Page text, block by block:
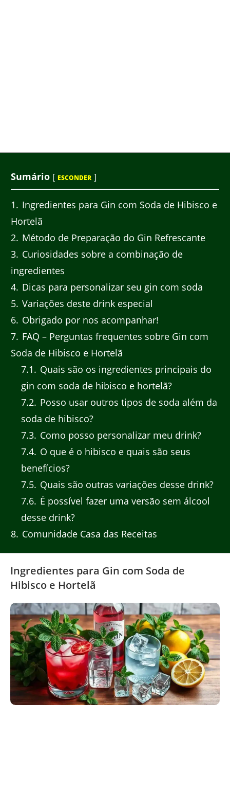
Sumário [ ESCONDER ]
1
Ingredientes para Gin com Soda de Hibisco e
Hortelã
2 Método de Preparação do Gin Refrescante
3 Curiosidades sobre a combinação de
ingredientes
4 Dicas para personalizar seu gin com soda
5 Variações deste drink especial
6 Obrigado por nos acompanhar!
7 FAQ – Perguntas frequentes sobre Gin com
Soda de Hibisco e Hortelã
7.1
Quais são os ingredientes principais do
gin com soda de hibisco e hortelã?
7.2 Posso usar outros tipos de soda além da
soda de hibisco?
7.3 Como posso personalizar meu drink?
7.4 O que é o hibisco e quais são seus
benefícios?
7.5 Quais são outras variações desse drink?
7.6 É possível fazer uma versão sem álcool
desse drink?
8 Comunidade Casa das Receitas
Ingredientes para Gin com Soda de
Hibisco e Hortelã